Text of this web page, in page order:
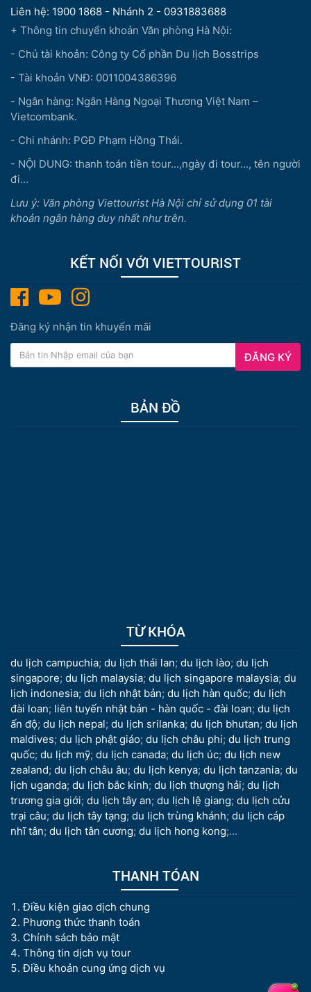
Liên hệ: 1900 1868 - Nhánh 2 - 0931883688
+ Thông tin chuyển khoản Văn phòng Hà Nội:
- Chủ tài khoản: Công ty Cổ phần Du lịch Bosstrips
- Tài khoản VNĐ: 0011004386396
- Ngân hàng: Ngân Hàng Ngoại Thương Việt Nam –
Vietcombank.
- Chi nhánh: PGĐ Phạm Hồng Thái.
- NỘI DUNG: thanh toán tiền tour...,ngày đi tour..., tên người
đi...
Lưu ý: Văn phòng Viettourist Hà Nội chỉ sử dụng 01 tài
khoản ngân hàng duy nhất như trên.
KẾT NỐI VỚI VIETTOURIST
Đăng ký nhận tin khuyến mãi
ĐĂNG KÝ
BẢN ĐỒ
TỪ KHÓA
du lịch campuchia; du lịch thái lan; du lịch lào; du lịch
singapore; du lịch malaysia; du lịch singapore malaysia; du
lịch indonesia; du lịch nhật bản; du lịch hàn quốc; du lịch
đài loan; liên tuyến nhật bản - hàn quốc - đài loan; du lịch
ấn độ; du lịch nepal; du lịch srilanka; du lịch bhutan; du lịch
maldives; du lịch phật giáo; du lịch châu phi; du lịch trung
quốc; du lịch mỹ; du lịch canada; du lịch úc; du lịch new
zealand; du lịch châu âu; du lịch kenya; du lịch tanzania; du
lịch uganda; du lịch bắc kinh; du lịch thượng hải; du lịch
trương gia giới; du lịch tây an; du lịch lệ giang; du lịch cửu
trại câu; du lịch tây tạng; du lịch trùng khánh; du lịch cáp
nhĩ tân; du lịch tân cương; du lịch hong kong;...
THANH TÓAN
Điều kiện giao dịch chung
Phương thức thanh toán
Chính sách bảo mật
Thông tin dịch vụ tour
Điều khoản cung ứng dịch vụ